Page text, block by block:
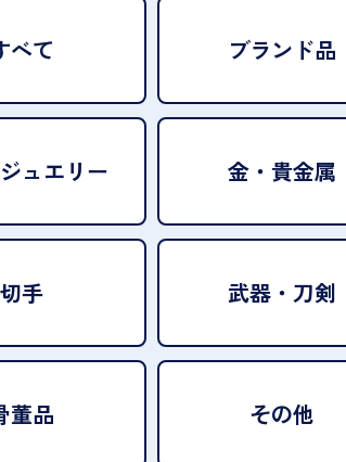
べて ブランド品
ジュエリー 金・貴金属
切手 武器・刀剣
董品 その他